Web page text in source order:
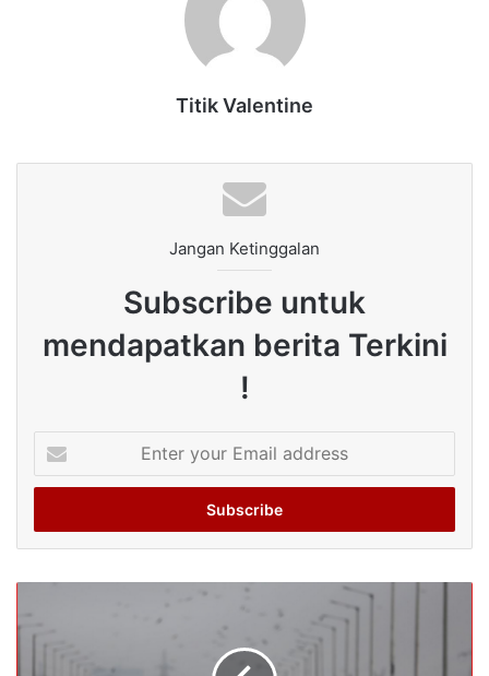
Titik Valentine
Jangan Ketinggalan
Subscribe untuk
mendapatkan berita Terkini
!
your
Email